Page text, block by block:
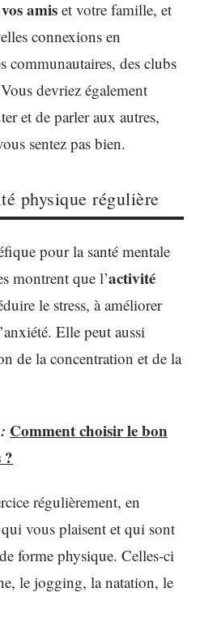
amis et votre famille, et
connexions en
communautaires, des clubs
devriez également
et de parler aux autres,
sentez pas bien.
physique régulière
pour la santé mentale
montrent que l’activité
le stress, à améliorer
Elle peut aussi
de la concentration et de la
Comment choisir le bon
?
régulièrement, en
vous plaisent et qui sont
forme physique. Celles-ci
le jogging, la natation, le